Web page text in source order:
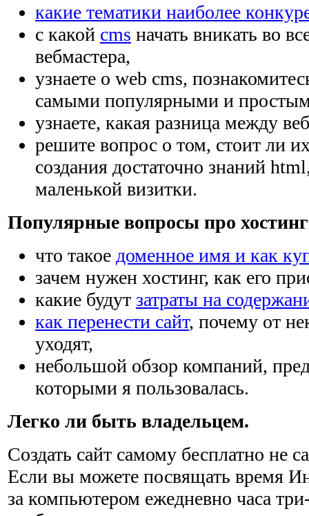
какие тематики наиболее
с какой cms начать вникать во
вебмастера,
узнаете о web cms,
самыми популярными и
узнаете, какая разница между
решите вопрос о том, стоит ли
создания достаточно знаний
маленькой визитки.
Популярные вопросы про
что такое доменное имя и как
зачем нужен хостинг, как его
какие будут затраты на
как перенести сайт, почему от
уходят,
небольшой обзор компаний,
которыми я пользовалась.
Легко ли быть владельцем.
Создать сайт самому бесплатно не
Если вы можете посвящать время
за компьютером ежедневно часа